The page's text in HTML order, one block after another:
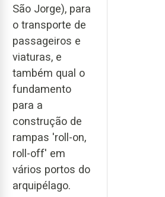
São Jorge), para
o transporte de
passageiros e
viaturas, e
também qual o
fundamento
para a
construção de
rampas 'roll-on,
roll-off' em
vários portos do
arquipélago.